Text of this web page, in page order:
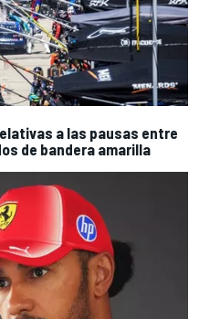
a las pausas entre
de bandera amarilla